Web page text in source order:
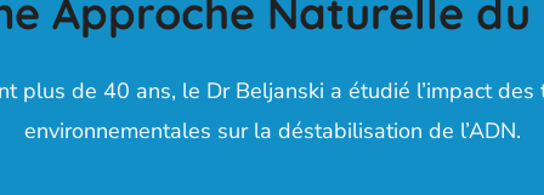
Approche Naturelle du
plus de 40 ans, le Dr Beljanski a étudié l’impact des
environnementales sur la déstabilisation de l’ADN.